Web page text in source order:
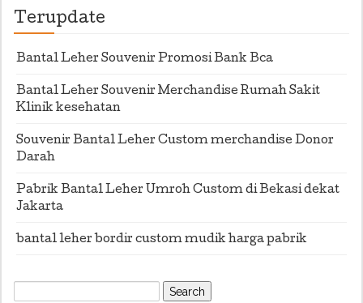
Terupdate
Bantal Leher Souvenir Promosi Bank Bca
Bantal Leher Souvenir Merchandise Rumah Sakit
Klinik kesehatan
Souvenir Bantal Leher Custom merchandise Donor
Darah
Pabrik Bantal Leher Umroh Custom di Bekasi dekat
Jakarta
bantal leher bordir custom mudik harga pabrik
Search